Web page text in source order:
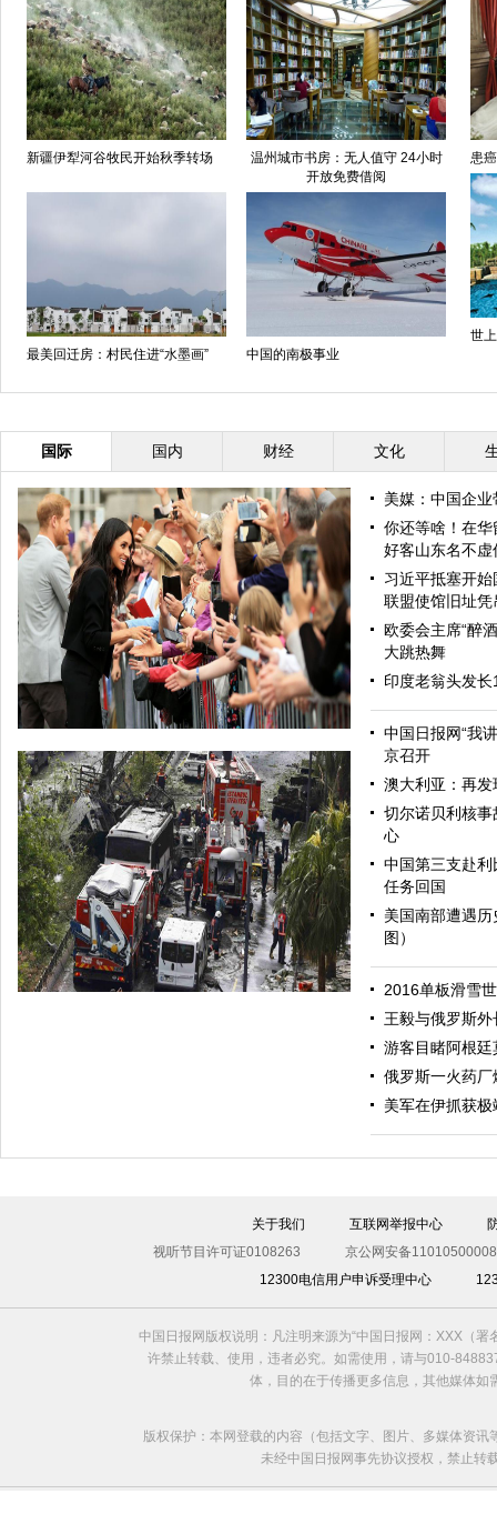
新疆伊犁河谷牧民开始秋季转场
温州城市书房：无人值守 24小时
开放免费借阅
最美回迁房：村民住进“水墨画” 中国的南极事业
患
世
国际 国内 财经 文化
哈里与梅根亮相都柏林街头接受民众欢迎
美媒：中国企
你还等啥！在
好客山东名不虚
习近平抵塞开
联盟使馆旧址凭
欧委会主席“醉
大跳热舞
印度老翁头发
中国日报网“我
京召开
澳大利亚：再
切尔诺贝利核
心
中国第三支赴
任务回国
美国南部遭遇
图）
2016单板滑雪
王毅与俄罗斯
游客目睹阿根
俄罗斯一火药
美军在伊抓获极
关于我们 互联网举报中心
视听节目许可证0108263
京公网安备
12300电信用户申诉受理中心
中国日报网版权说明：凡注明来源为“中国日报网：XXX（
许禁止转载、使用，违者必究。如需使用，请与010-
体，目的在于传播更多信息，其他媒体
版权保护：本网登载的内容（包括文字、图片、多媒体资
未经中国日报网事先协议授权，禁止转